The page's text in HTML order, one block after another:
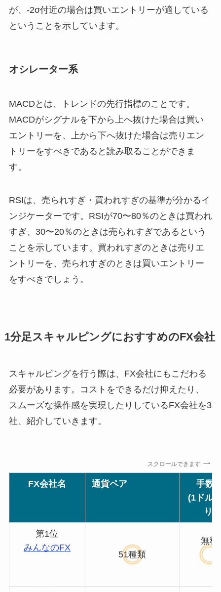
が、-2σ付近の場合は買いエントリーが適している
ということを示しています。
オシレーター系
MACDとは、トレンドの先行指標のことです。
MACDがシグナルを下から上へ抜けた場合は買い
エントリーを、上から下へ抜けた場合は売りエン
トリーをすべきであると読み取ることができま
す。
RSIは、売られすぎ・買われすぎの基準が分かるイ
ンジケーターです。RSIが70〜80％のときは買われ
すぎ、30〜20％のときは売られすぎであるという
ことを示しています。買われすぎのときは売りエ
ントリーを、売られすぎのときは買いエントリー
をすべきでしょう。
1分足スキャルピングにおすすめのFX会社
スキャルピングを行う際は、FX会社にもこだわる
必要があります。コストをできるだけ抑えたり、
スムーズな操作感を実現したりしているFX会社を3
社、紹介していきます。
スクロールできます
FX会社名 通貨ペア
手数
(1ドル
り)
第1位
みんなのFX
51種類
無料